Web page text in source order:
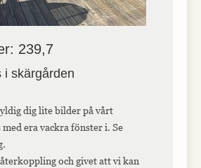
239,7
i skärgården
dig lite bilder på vårt
era vackra fönster i. Se
och givet att vi kan